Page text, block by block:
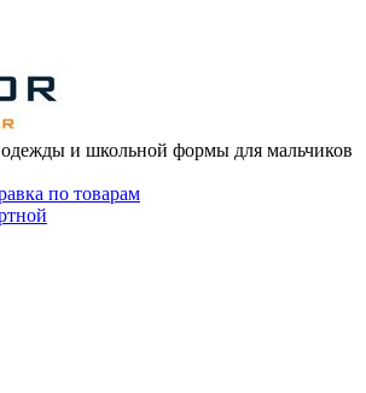
и школьной формы для мальчиков
по товарам